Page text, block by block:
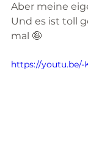
Aber meine
Und es ist toll
mal 🤪
https://youtu.be/-